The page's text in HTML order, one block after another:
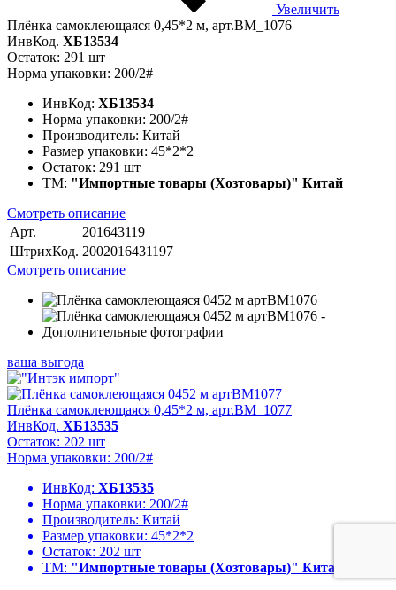
Увеличить
Плёнка самоклеющаяся 0,45*2 м, арт.BM_1076
ИнвКод. ХБ13534
Остаток: 291 шт
Норма упаковки: 200/2#
ИнвКод: ХБ13534
Норма упаковки: 200/2#
Производитель: Китай
Размер упаковки: 45*2*2
Остаток: 291 шт
ТМ: "Импортные товары (Хозтовары)" Китай
Смотреть описание
Арт.
201643119
ШтрихКод. 2002016431197
Смотреть описание
ваша выгода
Плёнка самоклеющаяся 0,45*2 м, арт.BM_1077
ИнвКод. ХБ13535
Остаток: 202 шт
Норма упаковки: 200/2#
ИнвКод: ХБ13535
Норма упаковки: 200/2#
Производитель: Китай
Размер упаковки: 45*2*2
Остаток: 202 шт
ТМ: "Импортные товары (Хозтовары)" Китай